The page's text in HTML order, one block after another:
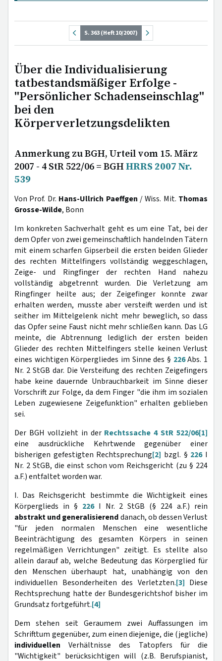
S. 363 (Heft 10/2007)
Über die Individualisierung
tatbestandsmäßiger Erfolge -
"Persönlicher Schadenseinschlag"
bei den
Körperverletzungsdelikten
Anmerkung zu BGH, Urteil vom 15. März
2007 - 4 StR 522/06 = BGHHRRS 2007 Nr.
539
Von Prof. Dr. Hans-Ullrich Paeffgen / Wiss. Mit. Thomas
Grosse-Wilde, Bonn
Im konkreten Sachverhalt geht es um eine Tat, bei der
dem Opfer von zwei gemeinschaftlich handelnden Tätern
mit einem scharfen Gipserbeil die ersten beiden Glieder
des rechten Mittelfingers vollständig weggeschlagen,
Zeige- und Ringfinger der rechten Hand nahezu
vollständig abgetrennt wurden. Die Verletzung am
Ringfinger heilte aus; der Zeigefinger konnte zwar
erhalten werden, musste aber versteift werden und ist
seither im Mittelgelenk nicht mehr beweglich, so dass
das Opfer seine Faust nicht mehr schließen kann. Das LG
meinte, die Abtrennung lediglich der ersten beiden
Glieder des rechten Mittelfingers stelle keinen Verlust
eines wichtigen Körpergliedes im Sinne des § 226Abs. 1
Nr. 2 StGB dar. Die Versteifung des rechten Zeigefingers
habe keine dauernde Unbrauchbarkeit im Sinne dieser
Vorschrift zur Folge, da dem Finger "die ihm im sozialen
Leben zugewiesene Zeigefunktion" erhalten geblieben
sei.
Der BGH vollzieht in der Rechtssache 4 StR 522/06[1]
eine ausdrückliche Kehrtwende gegenüber einer
bisherigen gefestigten Rechtsprechung[2] bzgl. § 226I
Nr. 2 StGB, die einst schon vom Reichsgericht (zu § 224
a.F.) entfaltet worden war.
I. Das Reichsgericht bestimmte die Wichtigkeit eines
Körperglieds in § 226I Nr. 2 StGB (§ 224 a.F.) rein
abstrakt und generalisierenddanach, ob dessen Verlust
"für jeden normalen Menschen eine wesentliche
Beeinträchtigung des gesamten Körpers in seinen
regelmäßigen Verrichtungen" zeitigt. Es stellte also
allein darauf ab, welche Bedeutung das Körperglied für
den Menschen überhaupt hat, unabhängig von den
individuellen Besonderheiten des Verletzten.[3] Diese
Rechtsprechung hatte der Bundesgerichtshof bisher im
Grundsatz fortgeführt.[4]
Dem stehen seit Geraumem zwei Auffassungen im
Schrifttum gegenüber, zum einen diejenige, die (jegliche)
individuellen Verhältnisse des Tatopfers für die
"Wichtigkeit" berücksichtigen will (z.B. Berufspianist,